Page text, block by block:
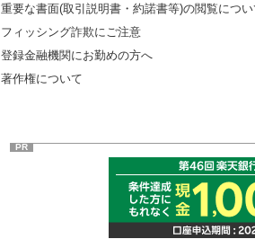
重要な書面(取引説明書・約諾書等)の閲覧につ
フィッシング詐欺にご注意
登録金融機関にお勤めの方へ
著作権について
PR